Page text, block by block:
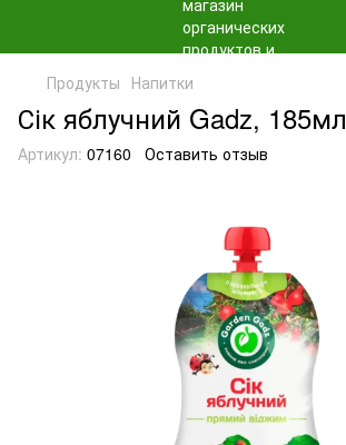
Продукты Напитки
Сік яблучний Gadz, 185мл
Артикул: 07160 Оставить отзыв